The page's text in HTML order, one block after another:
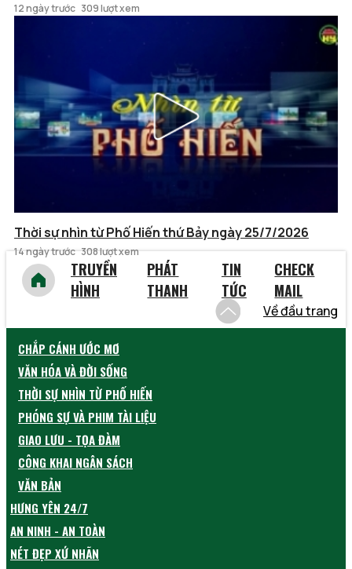
12 ngày trước 309 lượt xem
Thời sự nhìn từ Phố Hiến thứ Bảy ngày 25/7/2026
14 ngày trước 308 lượt xem
TRUYỀN
HÌNH
PHÁT
THANH
TIN
TỨC
CHECK
MAIL
Về đầu trang
CHẮP CÁNH ƯỚC MƠ
VĂN HÓA VÀ ĐỜI SỐNG
THỜI SỰ NHÌN TỪ PHỐ HIẾN
PHÓNG SỰ VÀ PHIM TÀI LIỆU
GIAO LƯU - TỌA ĐÀM
CÔNG KHAI NGÂN SÁCH
VĂN BẢN
HƯNG YÊN 24/7
AN NINH - AN TOÀN
NÉT ĐẸP XỨ NHÃN